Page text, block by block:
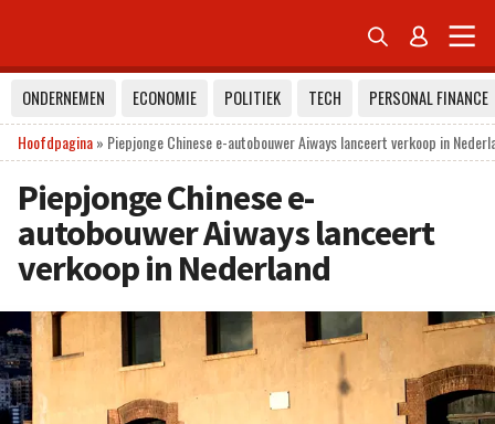
 
ONDERNEMEN ECONOMIE POLITIEK TECH
PERSONAL FINANCE
Hoofdpagina» Piepjonge Chinese e-autobouwer Aiways lanceert verkoop in
Piepjonge Chinese e-
autobouwer Aiways lanceert
verkoop in Nederland